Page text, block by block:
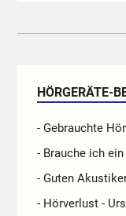
HÖRGERÄTE-
- Gebrauchte
- Brauche ich
- Guten
- Hörverlust -